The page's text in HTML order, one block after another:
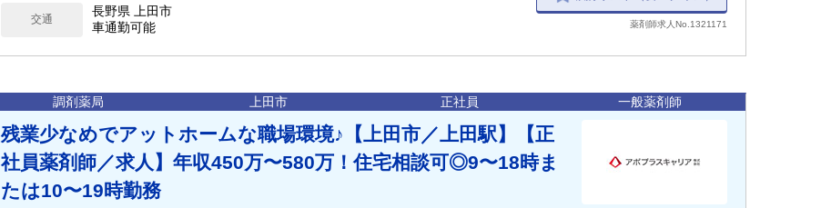
交通
長野県 上田市
車通勤可能
薬剤師求人No.1321171
調剤薬局 上田市 正社員 一般薬剤師
残業少なめでアットホームな職場環境♪【上田市／上田駅】【正
社員薬剤師／求人】年収450万〜580万！住宅相談可◎9〜18時ま
たは10〜19時勤務